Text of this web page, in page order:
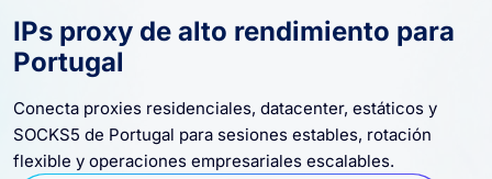
IPs proxy de alto rendimiento para
Conecta proxies residenciales, datacenter, estáticos y
SOCKS5 de Portugal para sesiones estables, rotación